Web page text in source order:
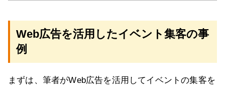
Web広告を活用したイベント集客の事
例
まずは、筆者がWeb広告を活用してイベントの集客を